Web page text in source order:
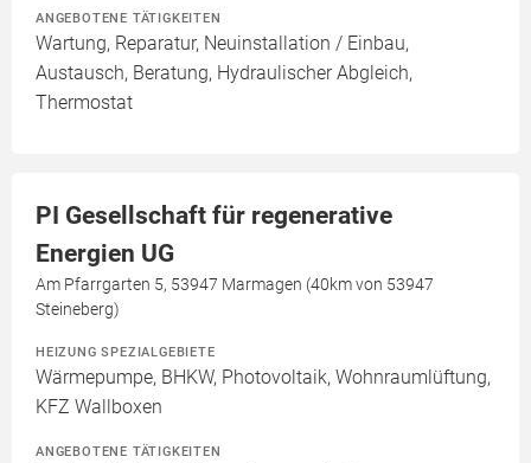
ANGEBOTENE TÄTIGKEITEN
Wartung, Reparatur, Neuinstallation / Einbau,
Austausch, Beratung, Hydraulischer Abgleich,
Thermostat
PI Gesellschaft für regenerative
Energien UG
Am Pfarrgarten 5, 53947 Marmagen (40km von 53947
Steineberg)
HEIZUNG SPEZIALGEBIETE
Wärmepumpe, BHKW, Photovoltaik, Wohnraumlüftung,
KFZ Wallboxen
ANGEBOTENE TÄTIGKEITEN